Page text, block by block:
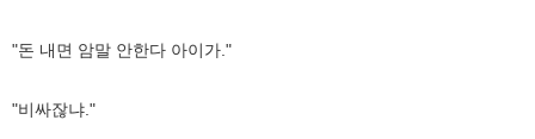
"돈 내면 암말 안한다 아이가."
"비싸잖냐."